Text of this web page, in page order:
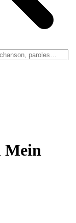
Mein